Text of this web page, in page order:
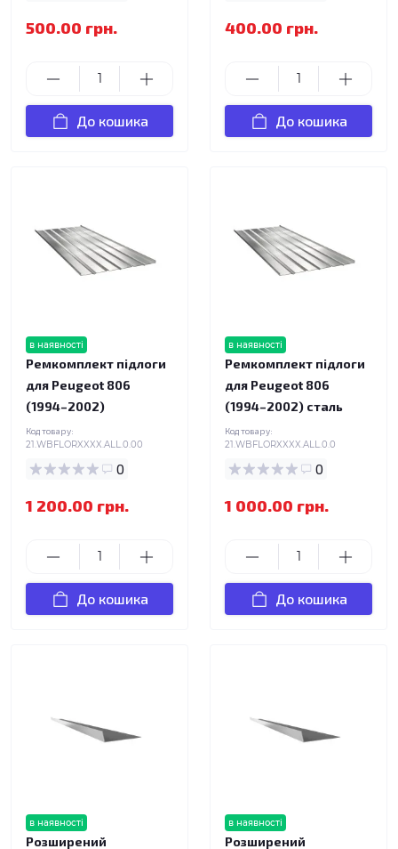
500.00 грн.
До кошика
400.00 грн.
До кошика
в наявності
Ремкомплект підлоги
для Peugeot 806
(1994–2002)
Код товару:
21.WBFLORXXXX.ALL.0.00
0
1 200.00 грн.
До кошика
в наявності
Ремкомплект підлоги
для Peugeot 806
(1994–2002) сталь
Код товару:
21.WBFLORXXXX.ALL.0.0
0
1 000.00 грн.
До кошика
в наявності
Розширений
в наявності
Розширений